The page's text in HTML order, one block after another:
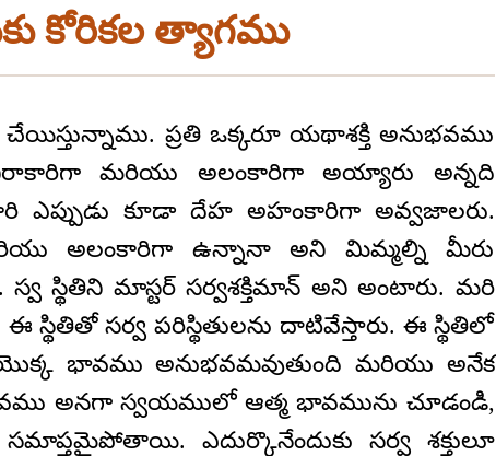
కోరికల త్యాగము
ప్రతి ఒక్కరూ యథాశక్తి అనుభవము
నిరాకారిగా మరియు అలంకారిగా అయ్యారు అన్నది
ఎప్పుడు కూడా దేహ అహంకారిగా అవ్వజాలరు.
అలంకారిగా ఉన్నానా అని మిమ్మల్ని మీరు
స్థితిని మాస్టర్ సర్వశక్తిమాన్ అని అంటారు. మరి
స్థితితో సర్వ పరిస్థితులను దాటివేస్తారు. ఈ స్థితిలో
భావము అనుభవమవుతుంది మరియు అనేక
అనగా స్వయములో ఆత్మ భావమును చూడండి,
ఎదుర్కొనేందుకు సర్వ శక్తులూ